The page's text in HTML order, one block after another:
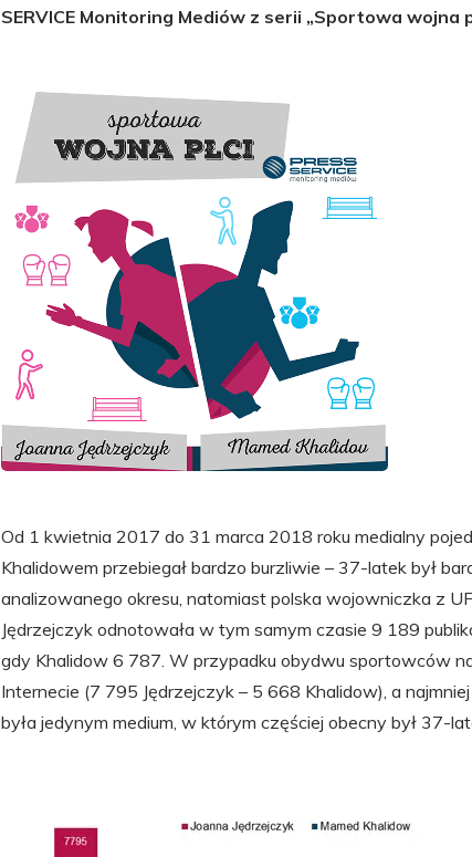
SERVICE Monitoring Mediów z serii „Sportowa wojna
Od 1 kwietnia 2017 do 31 marca 2018 roku medialny
Khalidowem przebiegał bardzo burzliwie – 37-latek był
analizowanego okresu, natomiast polska wojowniczka z
Jędrzejczyk odnotowała w tym samym czasie 9 189
gdy Khalidow 6 787. W przypadku obydwu sportowców
Internecie (7 795 Jędrzejczyk – 5 668 Khalidow), a
była jedynym medium, w którym częściej obecny był 37-